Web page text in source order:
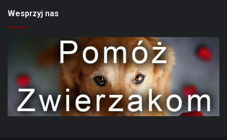
Wesprzyj nas